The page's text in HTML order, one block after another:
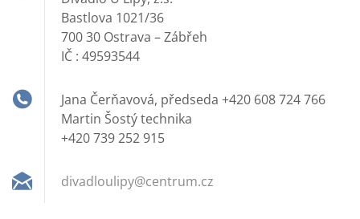
Bastlova 1021/36
700 30 Ostrava – Zábřeh
IČ : 49593544
Jana Čerňavová, předseda +420 608 724 766
Martin Šostý technika
+420 739 252 915
divadloulipy@centrum.cz